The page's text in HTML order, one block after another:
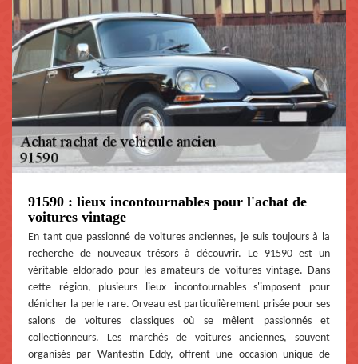
91590 : lieux incontournables pour l'achat de
voitures vintage
En tant que passionné de voitures anciennes, je suis toujours à la
recherche de nouveaux trésors à découvrir. Le 91590 est un
véritable eldorado pour les amateurs de voitures vintage. Dans
cette région, plusieurs lieux incontournables s'imposent pour
dénicher la perle rare. Orveau est particulièrement prisée pour ses
salons de voitures classiques où se mêlent passionnés et
collectionneurs. Les marchés de voitures anciennes, souvent
organisés par Wantestin Eddy, offrent une occasion unique de